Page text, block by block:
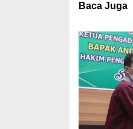
Baca Juga